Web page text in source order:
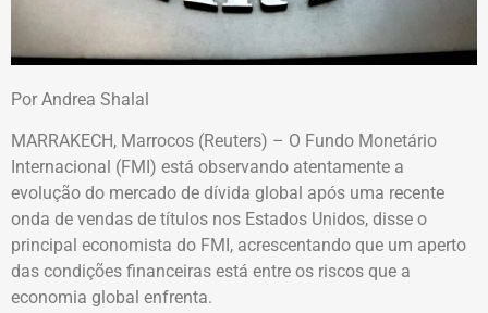
Por Andrea Shalal
MARRAKECH, Marrocos (Reuters) – O Fundo Monetário
Internacional (FMI) está observando atentamente a
evolução do mercado de dívida global após uma recente
onda de vendas de títulos nos Estados Unidos, disse o
principal economista do FMI, acrescentando que um aperto
das condições financeiras está entre os riscos que a
economia global enfrenta.